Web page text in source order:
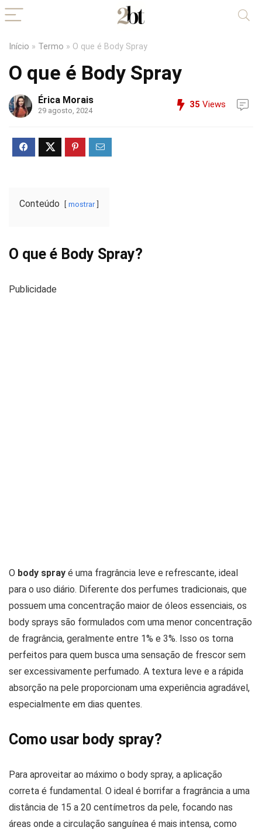
Início » Termo » O que é Body Spray
O que é Body Spray
Érica Morais
29 agosto, 2024
35 Views
Conteúdo mostrar
O que é Body Spray?
Publicidade
O body spray é uma fragrância leve e refrescante, ideal
para o uso diário. Diferente dos perfumes tradicionais, que
possuem uma concentração maior de óleos essenciais, os
body sprays são formulados com uma menor concentração
de fragrância, geralmente entre 1% e 3%. Isso os torna
perfeitos para quem busca uma sensação de frescor sem
ser excessivamente perfumado. A textura leve e a rápida
absorção na pele proporcionam uma experiência agradável,
especialmente em dias quentes.
Como usar body spray?
Para aproveitar ao máximo o body spray, a aplicação
correta é fundamental. O ideal é borrifar a fragrância a uma
distância de 15 a 20 centímetros da pele, focando nas
áreas onde a circulação sanguínea é mais intensa, como